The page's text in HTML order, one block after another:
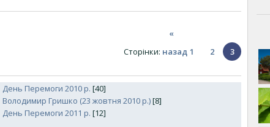
Сторінки:
«
назад 1 2 3
День Перемоги 2010 р. [40]
Володимир Гришко (23 жовтня 2010 р.)[8]
День Перемоги 2011 р. [12]